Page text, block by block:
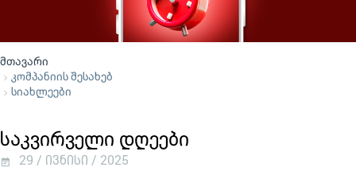
მთავარი
კომპანიის შესახებ
სიახლეები
საკვირველი დღეები
29 / ივნისი / 2025